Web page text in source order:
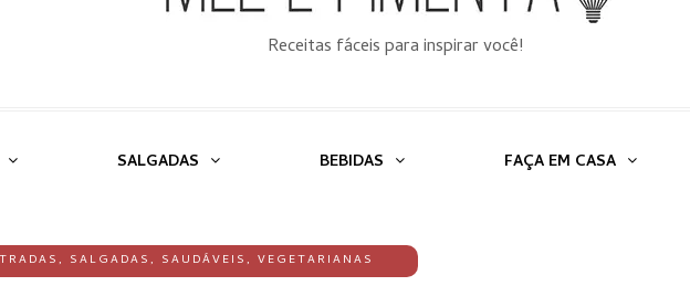
Receitas fáceis para inspirar você!
SALGADAS BEBIDAS FAÇA EM CASA
, SALGADAS, SAUDÁVEIS, VEGETARIANAS